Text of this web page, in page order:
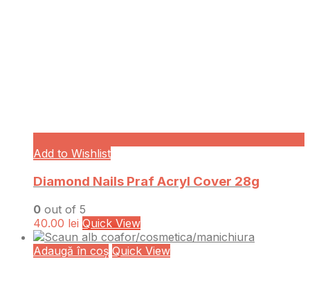
Add to Wishlist
Diamond Nails Praf Acryl Cover 28g
0 out of 5
40.00 lei Quick View
Adaugă în coș Quick View